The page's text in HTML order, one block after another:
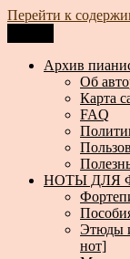
Перейти к
Архив пианистки
Всё для
Архив
Об
Карта
FAQ
НОТЫ ДЛЯ
Этюды
нот]